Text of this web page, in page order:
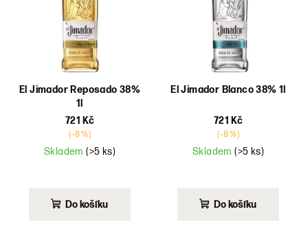
El Jimador Reposado 38%
1l
721 Kč
(–8 %)
Skladem(>5 ks)
Do košíku
El Jimador Blanco 38% 1l
721 Kč
(–8 %)
Skladem(>5 ks)
Do košíku